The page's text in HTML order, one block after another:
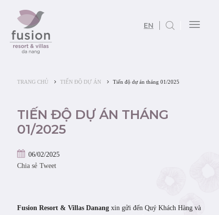
EN
Toggle
TRANG CHỦ TIẾN ĐỘ DỰ ÁN Tiến độ dự án tháng 01/2025
TIẾN ĐỘ DỰ ÁN THÁNG
01/2025
06/02/2025
Chia sẻ Tweet
Fusion Resort & Villas Danang xin gửi đến Quý Khách Hàng và